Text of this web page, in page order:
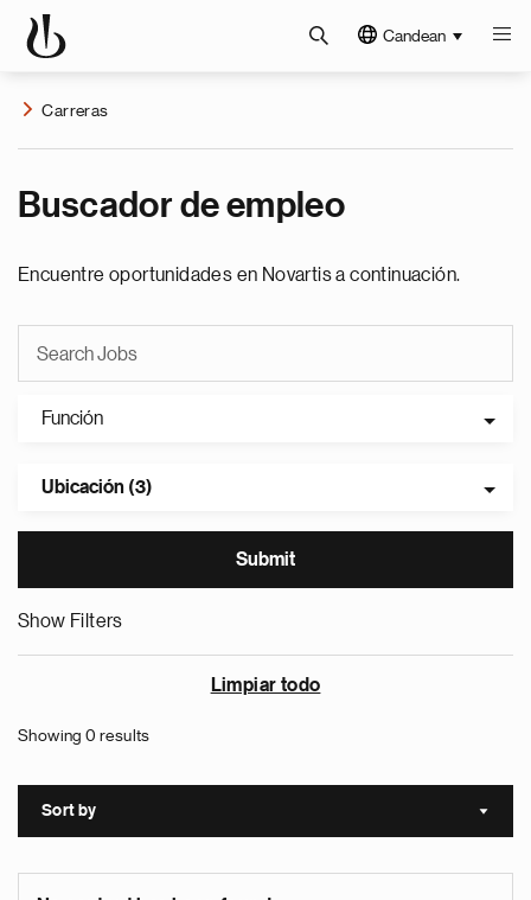
Candean
Carreras
Buscador de empleo
Encuentre oportunidades en Novartis a continuación.
Función
Ubicación (3)
Show Filters
Limpiar todo
Showing 0 results
Sort by Sort